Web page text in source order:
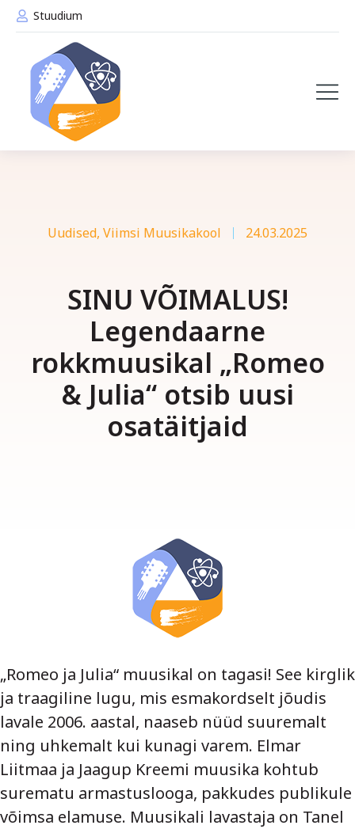
Stuudium
Uudised, Viimsi Muusikakool 24.03.2025
SINU VÕIMALUS!
Legendaarne
rokkmuusikal „Romeo
& Julia“ otsib uusi
osatäitjaid
„Romeo ja Julia“ muusikal on tagasi! See kirglik
ja traagiline lugu, mis esmakordselt jõudis
lavale 2006. aastal, naaseb nüüd suuremalt
ning uhkemalt kui kunagi varem. Elmar
Liitmaa ja Jaagup Kreemi muusika kohtub
surematu armastuslooga, pakkudes publikule
võimsa elamuse. Muusikali lavastaja on Tanel